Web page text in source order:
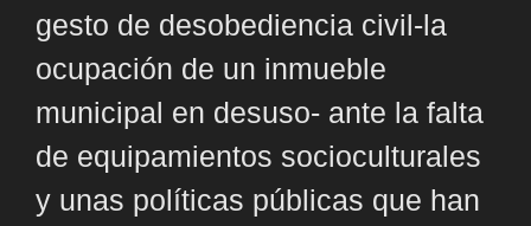
gesto de desobediencia civil-la
ocupación de un inmueble
municipal en desuso- ante la falta
de equipamientos socioculturales
y unas políticas públicas que han